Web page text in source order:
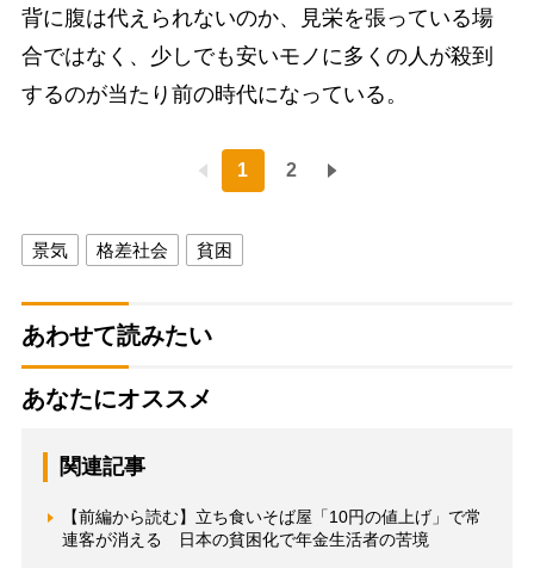
背に腹は代えられないのか、見栄を張っている場
合ではなく、少しでも安いモノに多くの人が殺到
するのが当たり前の時代になっている。
1 2
景気 格差社会 貧困
あわせて読みたい
あなたにオススメ
関連記事
【前編から読む】立ち食いそば屋「10円の値上げ」で常
連客が消える 日本の貧困化で年金生活者の苦境